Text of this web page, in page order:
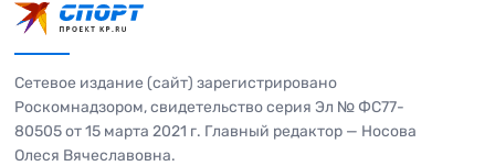
Сетевое издание (сайт) зарегистрировано
Роскомнадзором, свидетельство серия Эл № ФС77-
80505 от 15 марта 2021 г. Главный редактор — Носова
Олеся Вячеславовна.